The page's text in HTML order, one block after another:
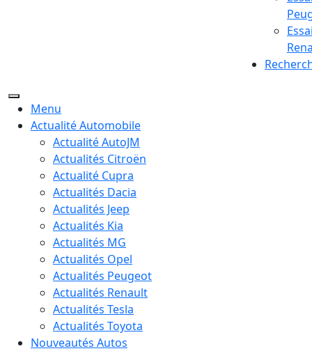
Menu
Actualité Automobile
Actualité AutoJM
Actualités Citroën
Actualité Cupra
Actualités Dacia
Actualités Jeep
Actualités Kia
Actualités MG
Actualités Opel
Actualités Peugeot
Actualités Renault
Actualités Tesla
Actualités Toyota
Nouveautés Autos